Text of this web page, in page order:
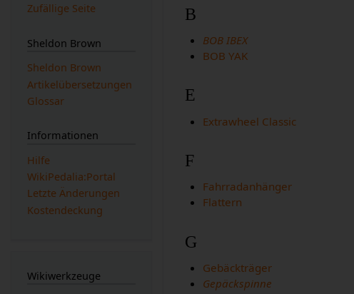
B
BOB IBEX
BOB YAK
E
Extrawheel Classic
F
Fahrradanhänger
Flattern
G
Gebäckträger
Gepäckspinne
Zufällige Seite
Sheldon Brown
Sheldon Brown
Artikelübersetzungen
Glossar
Informationen
Hilfe
WikiPedalia:Portal
Letzte Änderungen
Kostendeckung
Wikiwerkzeuge